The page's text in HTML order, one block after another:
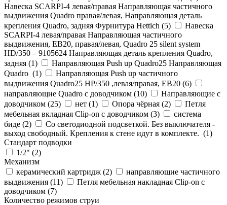
Навеска SCARPI-4 левая/правая Направляющая частичного
выдвижения Quadro правая/левая, Направляющая деталь
крепления Quadro, задняя Фурнитура Hettich (5)
Навеска
SCARPI-4 левая/правая Направляющая частичного
выдвижения, ЕВ20, правая/левая, Quadro 25 silent system
HD/350 – 9105624 Направляющая деталь крепления Quadro,
задняя (1)
Направляющая Push up Quadro25 Направляющая
Quadro (1)
Направляющая Push up частичного
выдвижения Quadro25 НР/350 ,левая/правая, ЕВ20 (6)
направляющие Quadro с доводчиком (10)
Направляющие с
доводчиком (25) нет (1) Опора чёрная (2)
Петля
мебельная вкладная Clip-on с доводчиком (3)
система
биде (2)
Со светодиодной подсветкой. Без выключателя -
выход свободный. Крепления к стене идут в комплекте. (1)
Стандарт подводки
1/2" (2)
Механизм
керамический картридж (2)
направляющие частичного
выдвижения (11)
Петля мебельная накладная Clip-on с
доводчиком (7)
Количество режимов струи